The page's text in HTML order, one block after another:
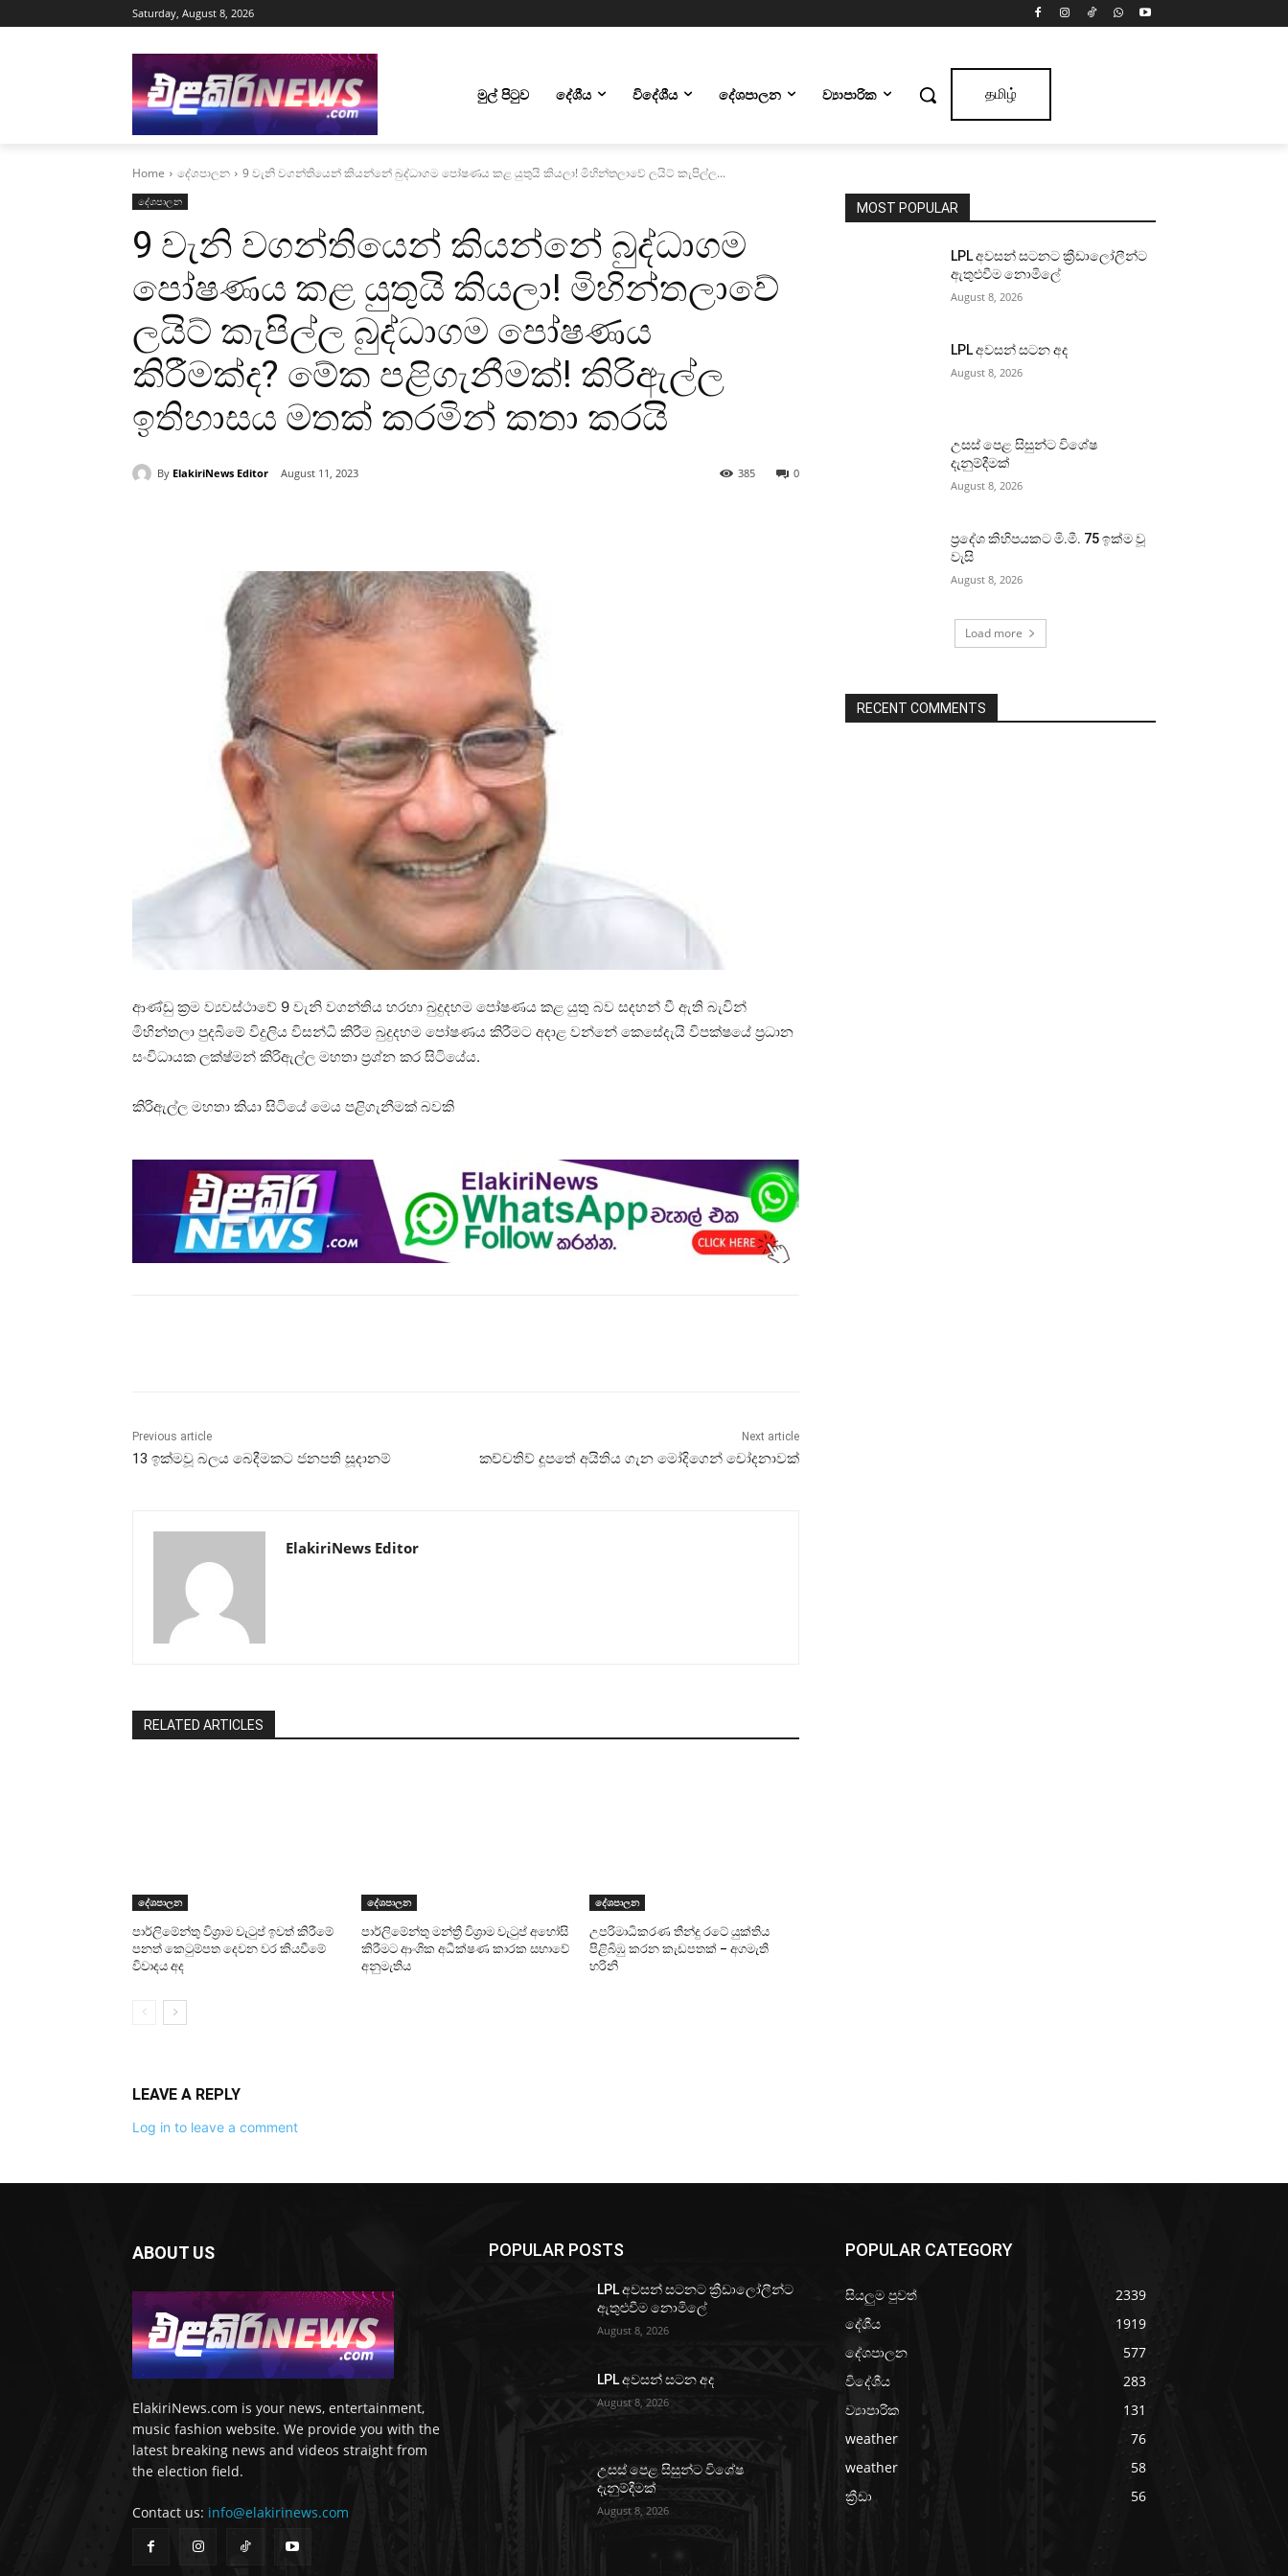
Saturday, August 8, 2026
මුල් පිටුව දේශීය විදේශීය දේශපාලන ව්‍යාපාරික தமிழ்
Home දේශපාලන 9 වැනි වගන්තියෙන් කියන්නේ බුද්ධාගම පෝෂණය කළ යුතුයි කියලා! මිහින්තලාවේ ලයිට් කැපිල්ල...
දේශපාලන
9 වැනි වගන්තියෙන් කියන්නේ බුද්ධාගම
පෝෂණය කළ යුතුයි කියලා! මිහින්තලාවේ
ලයිට් කැපිල්ල බුද්ධාගම පෝෂණය
කිරීමක්ද? මේක පළිගැනීමක්! කිරිඇල්ල
ඉතිහාසය මතක් කරමින් කතා කරයි
By ElakiriNews Editor August 11, 2023 0
385
ආණ්ඩු ක්‍රම ව්‍යවස්ථාවේ 9 වැනි වගන්තිය හරහා බුදුදහම පෝෂණය කළ යුතු බව සදහන් වී ඇති බැවින්
මිහින්තලා පුදබිමේ විදුලිය විසන්ධි කිරීම බුදුදහම පෝෂණය කිරීමට අදාළ වන්නේ කෙසේදැයි විපක්ෂයේ ප්‍රධාන
සංවිධායක ලක්ෂ්මන් කිරිඇල්ල මහතා ප්‍රශ්න කර සිටියේය.
කිරිඇල්ල මහතා කියා සිටියේ මෙය පළිගැනීමක් බවකි
Previous article
13 ඉක්මවූ බලය ‌බෙදීමකට ජනපති සූදානම්
Next article
කච්චතිව් දූපතේ අයිතිය ගැන මෝදිගෙන් චෝදනාවක්
ElakiriNews Editor
RELATED ARTICLES
දේශපාලන
පාර්ලිමේන්තු විශ්‍රාම වැටුප් ඉවත් කිරීමේ
පනත් කෙටුම්පත දෙවන වර කියවීමේ
විවාදය අද
දේශපාලන
පාර්ලිමේන්තු මන්ත්‍රී විශ්‍රාම වැටුප් අහෝසි
කිරීමට ආංශික අධීක්ෂණ කාරක සභාවේ
අනුමැතිය
දේශපාලන
උපරිමාධිකරණ තීන්දු රටේ යුක්තිය
පිළිබිඹු කරන කැඩපතක් – අගමැති
හරිනි
LEAVE A REPLY
Log in to leave a comment
MOST POPULAR
LPL අවසන් සටනට ක්‍රීඩාලෝලීන්ට
ඇතුළුවීම නොමිලේ
August 8, 2026
LPL අවසන් සටන අද
August 8, 2026
උසස් පෙළ සිසුන්ට විශේෂ
දැනුම්දීමක්
August 8, 2026
ප්‍රදේශ කිහිපයකට මි.මී. 75 ඉක්ම වූ
වැසි
August 8, 2026
Load more
RECENT COMMENTS
ABOUT US
ElakiriNews.com is your news, entertainment,
music fashion website. We provide you with the
latest breaking news and videos straight from
the election field.
Contact us: info@elakirinews.com
POPULAR POSTS
LPL අවසන් සටනට ක්‍රීඩාලෝලීන්ට
ඇතුළුවීම නොමිලේ
August 8, 2026
LPL අවසන් සටන අද
August 8, 2026
උසස් පෙළ සිසුන්ට විශේෂ
දැනුම්දීමක්
August 8, 2026
POPULAR CATEGORY
සියලුම පුවත්
2339
දේශීය
1919
දේශපාලන
577
විදේශීය
283
ව්‍යාපාරික
131
weather
76
weather
58
ක්‍රීඩා
56